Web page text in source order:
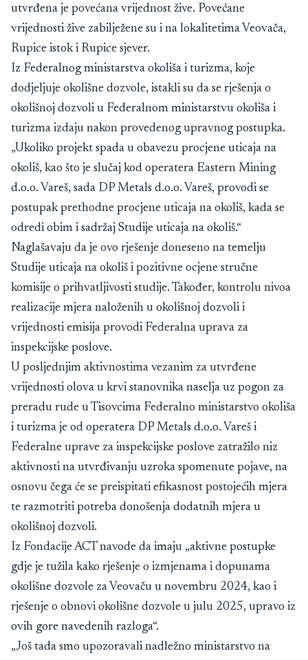
utvrđena je povećana vrijednost žive. Povećane
vrijednosti žive zabilježene su i na lokalitetima Veovača,
Rupice istok i Rupice sjever.
Iz Federalnog ministarstva okoliša i turizma, koje
dodjeljuje okolišne dozvole, istakli su da se rješenja o
okolišnoj dozvoli u Federalnom ministarstvu okoliša i
turizma izdaju nakon provedenog upravnog postupka.
„Ukoliko projekt spada u obavezu procjene uticaja na
okoliš, kao što je slučaj kod operatera Eastern Mining
d.o.o. Vareš, sada DP Metals d.o.o. Vareš, provodi se
postupak prethodne procjene uticaja na okoliš, kada se
odredi obim i sadržaj Studije uticaja na okoliš.“
Naglašavaju da je ovo rješenje doneseno na temelju
Studije uticaja na okoliš i pozitivne ocjene stručne
komisije o prihvatljivosti studije. Također, kontrolu nivoa
realizacije mjera naloženih u okolišnoj dozvoli i
vrijednosti emisija provodi Federalna uprava za
inspekcijske poslove.
U posljednjim aktivnostima vezanim za utvrđene
vrijednosti olova u krvi stanovnika naselja uz pogon za
preradu rude u Tisovcima Federalno ministarstvo okoliša
i turizma je od operatera DP Metals d.o.o. Vareš i
Federalne uprave za inspekcijske poslove zatražilo niz
aktivnosti na utvrđivanju uzroka spomenute pojave, na
osnovu čega će se preispitati efikasnost postojećih mjera
te razmotriti potreba donošenja dodatnih mjera u
okolišnoj dozvoli.
Iz Fondacije ACT navode da imaju „aktivne postupke
gdje je tužila kako rješenje o izmjenama i dopunama
okolišne dozvole za Veovaču u novembru 2024, kao i
rješenje o obnovi okolišne dozvole u julu 2025, upravo iz
ovih gore navedenih razloga“.
„Još tada smo upozoravali nadležno ministarstvo na